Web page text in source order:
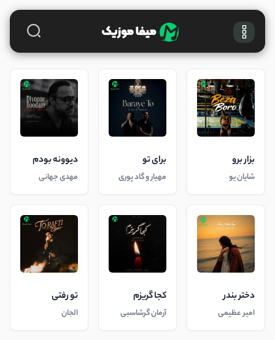
بزار برو
شایان یو
برای تو
مهیار و گاد پوری
دیوونه بودم
مهدی جهانی
دختر بندر
امیر عظیمی
کجا گریزم
آرمان گرشاسبی
تو رفتی
الجان